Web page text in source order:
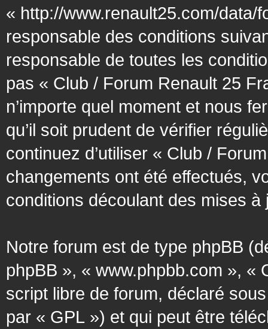
« http://www.renault25.com/data/
responsable des conditions
responsable de toutes les
pas « Club / Forum Renault 25
n’importe quel moment et nous
qu’il soit prudent de vérifier
continuez d’utiliser « Club /
changements ont été effectués,
conditions découlant des mises
Notre forum est de type phpBB
phpBB », « www.phpbb.com », «
script libre de forum, déclaré
par « GPL ») et qui peut être